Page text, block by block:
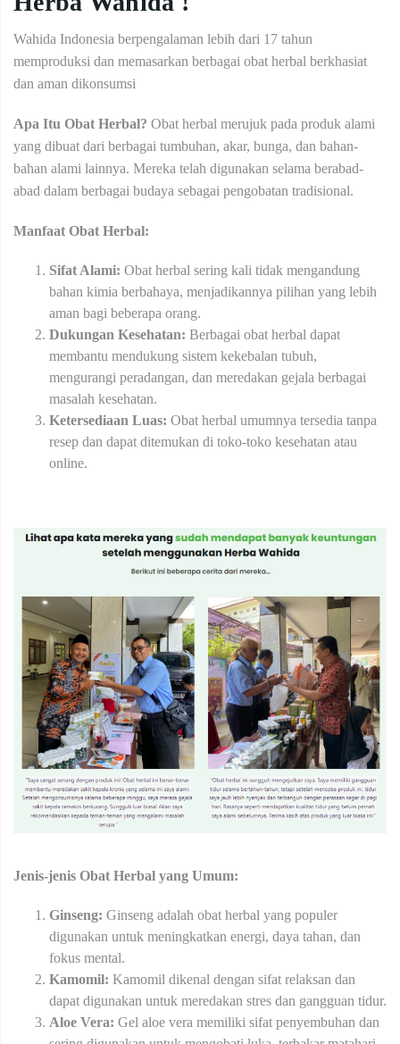
Wahida Indonesia berpengalaman lebih dari 17 tahun
memproduksi dan memasarkan berbagai obat herbal berkhasiat
dan aman dikonsumsi
Apa Itu Obat Herbal? Obat herbal merujuk pada produk alami
yang dibuat dari berbagai tumbuhan, akar, bunga, dan bahan-
bahan alami lainnya. Mereka telah digunakan selama berabad-
abad dalam berbagai budaya sebagai pengobatan tradisional.
Manfaat Obat Herbal:
Sifat Alami: Obat herbal sering kali tidak mengandung
bahan kimia berbahaya, menjadikannya pilihan yang lebih
aman bagi beberapa orang.
Dukungan Kesehatan: Berbagai obat herbal dapat
membantu mendukung sistem kekebalan tubuh,
mengurangi peradangan, dan meredakan gejala berbagai
masalah kesehatan.
Ketersediaan Luas: Obat herbal umumnya tersedia tanpa
resep dan dapat ditemukan di toko-toko kesehatan atau
online.
Jenis-jenis Obat Herbal yang Umum:
Ginseng: Ginseng adalah obat herbal yang populer
digunakan untuk meningkatkan energi, daya tahan, dan
fokus mental.
Kamomil: Kamomil dikenal dengan sifat relaksan dan
dapat digunakan untuk meredakan stres dan gangguan tidur.
Aloe Vera: Gel aloe vera memiliki sifat penyembuhan dan